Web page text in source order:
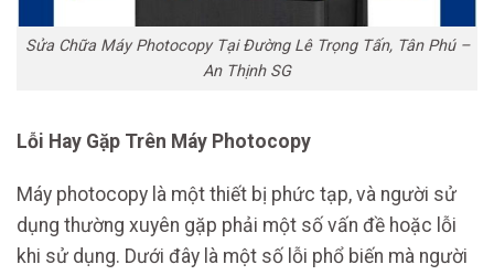
Sửa Chữa Máy Photocopy Tại Đường Lê Trọng Tấn, Tân Phú –
An Thịnh SG
Lỗi Hay Gặp Trên Máy Photocopy
Máy photocopy là một thiết bị phức tạp, và người sử
dụng thường xuyên gặp phải một số vấn đề hoặc lỗi
khi sử dụng. Dưới đây là một số lỗi phổ biến mà người